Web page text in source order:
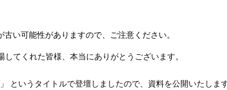
い可能性がありますので、ご注意ください。
てくれた皆様、本当にありがとうございます。
というタイトルで登壇しましたので、資料を公開いたしま